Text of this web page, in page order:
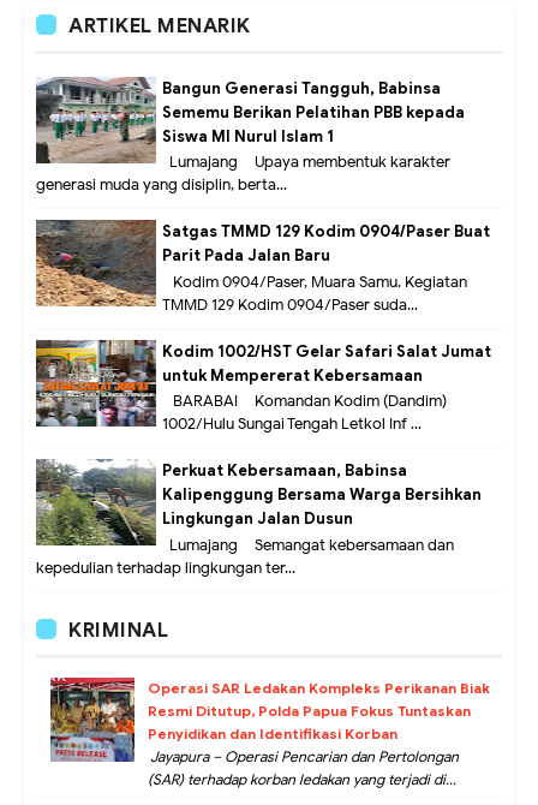
ARTIKEL MENARIK
Bangun Generasi Tangguh, Babinsa
Sememu Berikan Pelatihan PBB kepada
Siswa MI Nurul Islam 1
Lumajang – Upaya membentuk karakter
generasi muda yang disiplin, berta...
Satgas TMMD 129 Kodim 0904/Paser Buat
Parit Pada Jalan Baru
Kodim 0904/Paser, Muara Samu. Kegiatan
TMMD 129 Kodim 0904/Paser suda...
Kodim 1002/HST Gelar Safari Salat Jumat
untuk Mempererat Kebersamaan
BARABAI – Komandan Kodim (Dandim)
1002/Hulu Sungai Tengah Letkol Inf ...
Perkuat Kebersamaan, Babinsa
Kalipenggung Bersama Warga Bersihkan
Lingkungan Jalan Dusun
Lumajang – Semangat kebersamaan dan
kepedulian terhadap lingkungan ter...
KRIMINAL
Operasi SAR Ledakan Kompleks Perikanan Biak
Resmi Ditutup, Polda Papua Fokus Tuntaskan
Penyidikan dan Identifikasi Korban
Jayapura – Operasi Pencarian dan Pertolongan
(SAR) terhadap korban ledakan yang terjadi di...